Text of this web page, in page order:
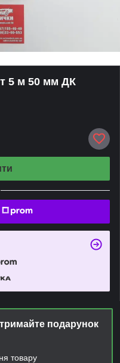
5 м 50 мм ДК
подарунок
товару